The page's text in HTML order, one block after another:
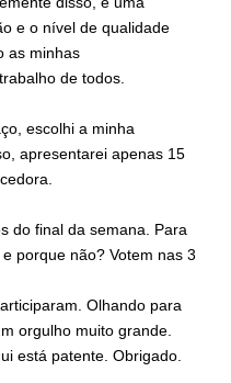
e o nível de qualidade
as minhas
de todos.
escolhi a minha
apresentarei apenas 15
do final da semana. Para
porque não? Votem nas 3
Olhando para
orgulho muito grande.
está patente. Obrigado.